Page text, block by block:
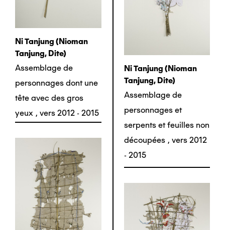
Ni Tanjung (nioman
Tanjung, Dite)
Assemblage de
personnages dont une
tête avec des gros
yeux , vers 2012 - 2015
Ni Tanjung (nioman
Tanjung, Dite)
Assemblage de
personnages et
serpents et feuilles non
découpées , vers 2012
- 2015